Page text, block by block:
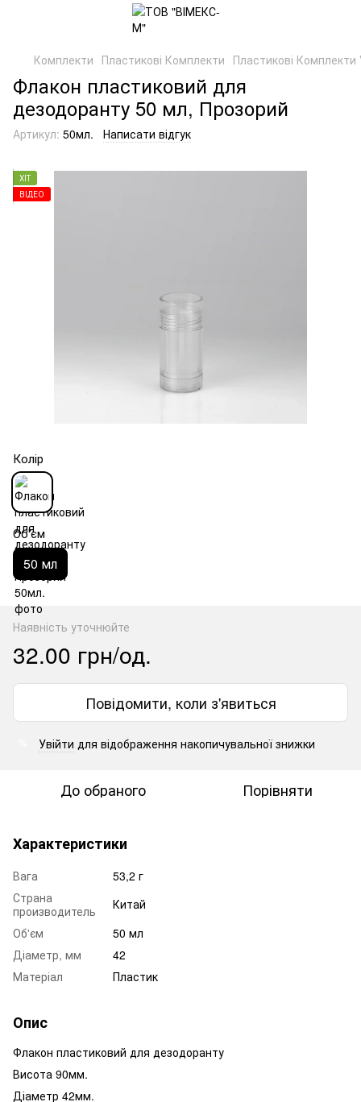
Комплекти Пластикові Комплекти Пластикові Комплекти
Флакон пластиковий для
дезодоранту 50 мл, Прозорий
Артикул: 50мл. Написати відгук
ХІТ
ВІДЕО
Колір
Об'єм
50 мл
Наявність уточнюйте
32.00 грн/од.
Повідомити, коли з'явиться
Увійти для відображення накопичувальної знижки
До обраного Порівняти
Характеристики
Вага
53,2 г
Страна
производитель
Китай
Об'єм
50 мл
Діаметр, мм
42
Матеріал
Пластик
Опис
Флакон пластиковий для дезодоранту
Висота 90мм.
Діаметр 42мм.